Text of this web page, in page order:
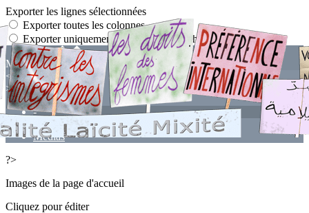
Exporter les lignes sélectionnées
Exporter toutes les colonnes
Exporter uniquement les colonnes affichées
Menu
<
>
-
Nos engagements
Médias
?>
Images de la page d'accueil
Cliquez pour éditer